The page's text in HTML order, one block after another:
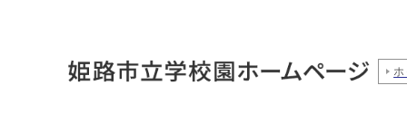
ホ